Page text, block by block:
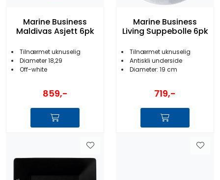
Marine Business
Maldivas Asjett 6pk
Tilnærmet uknuselig
Diameter 18,29
Off-white
859,-
Marine Business
Living Suppebolle 6pk
Tilnærmet uknuselig
Antiskli underside
Diameter: 19 cm
719,-